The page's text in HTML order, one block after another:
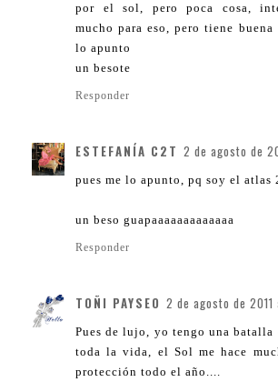
por el sol, pero poca cosa,
mucho para eso, pero tiene
lo apunto
un besote
Responder
ESTEFANÍA C2T 2 de agosto de
pues me lo apunto, pq soy el atlas
un beso guapaaaaaaaaaaaaa
Responder
TOÑI PAYSEO 2 de agosto de 2011
Pues de lujo, yo tengo una batalla
toda la vida, el Sol me hace
protección todo el año....